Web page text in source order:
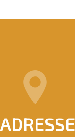
ADRESSE